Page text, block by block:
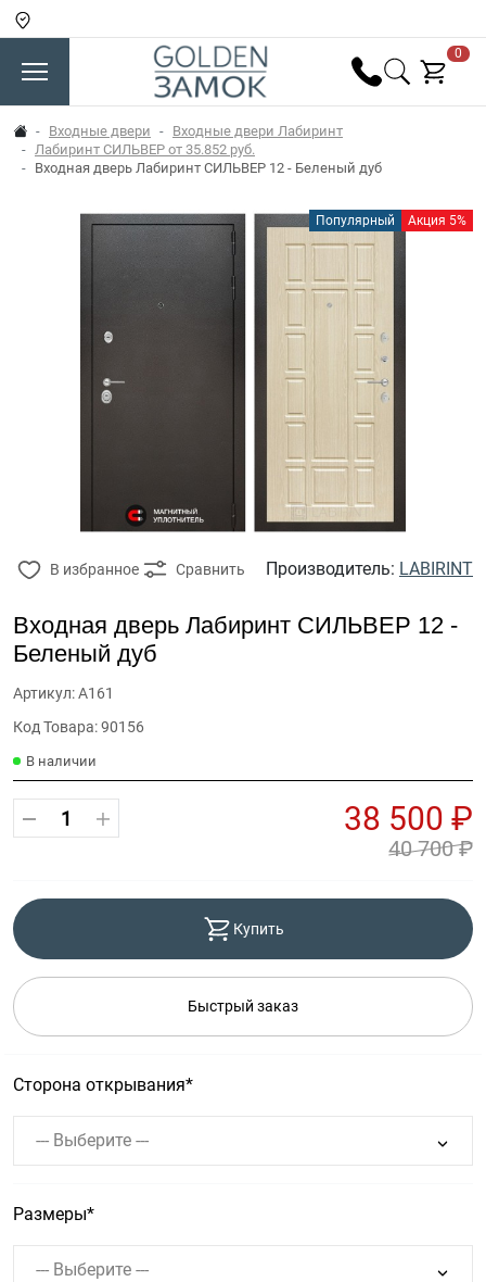
0
Входные двери
Входные двери Лабиринт
Лабиринт СИЛЬВЕР от 35.852 руб.
Входная дверь Лабиринт СИЛЬВЕР 12 - Беленый дуб
Популярный Акция 5%
В избранное Сравнить Производитель: LABIRINT
Входная дверь Лабиринт СИЛЬВЕР 12 -
Беленый дуб
Артикул: А161
Код Товара: 90156
В наличии
38 500 ₽
40 700 ₽
Купить
Быстрый заказ
Сторона открывания
--- Выберите ---
Размеры
--- Выберите ---